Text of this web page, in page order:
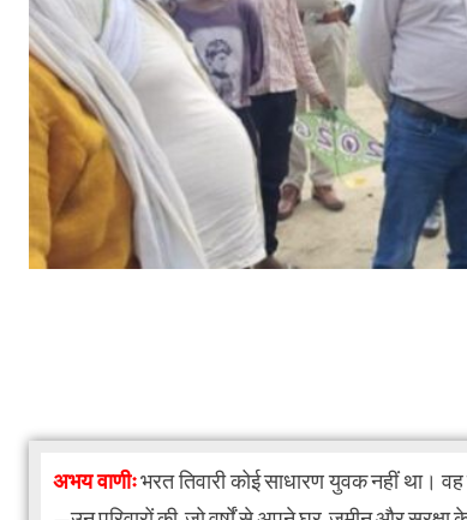
अभय वाणीःभरत तिवारी कोई साधारण युवक नहीं था।